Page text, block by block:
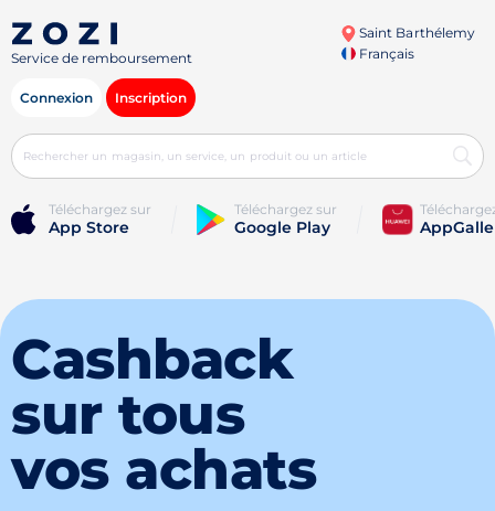
Service de remboursement
Saint Barthélemy
Français
Connexion Inscription
Téléchargez sur
App Store
Téléchargez sur
Google Play
Cashback
sur tous
vos achats